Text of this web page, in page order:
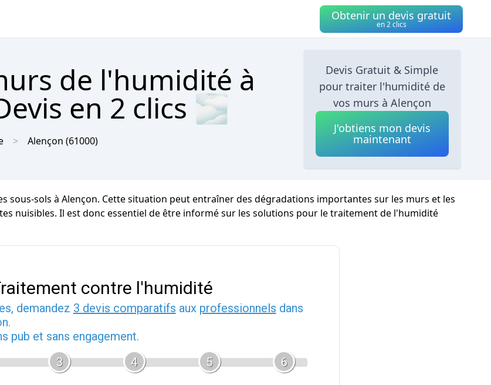
Obtenir un devis gratuit
en 2 clics
de l'humidité à
en 2 clics 🌫
Alençon (61000)
Devis Gratuit & Simple
pour traiter l'humidité de
vos murs à Alençon
J'obtiens mon devis
maintenant
sous-sols à Alençon. Cette situation peut entraîner des dégradations importantes sur les murs et les
nuisibles. Il est donc essentiel de être informé sur les solutions pour le traitement de l'humidité
contre l'humidité
demandez 3 devis comparatifs aux professionnels dans
pub et sans engagement.
3 4 5 6